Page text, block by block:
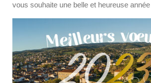
vous souhaite une belle et heureuse